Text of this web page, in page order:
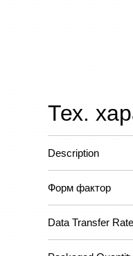
Тех.
Description
Форм фактор
Data Transfer Rate